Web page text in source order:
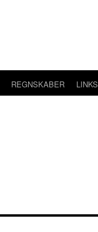
REGNSKABER LINKS